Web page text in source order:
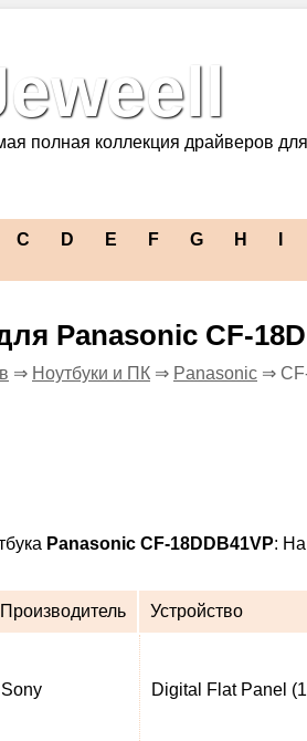
полная коллекция драйверов
C D E F G H
Panasonic CF-
⇒ Ноутбуки и ПК ⇒ Panasonic ⇒
Panasonic CF-18DDB41VP:
Производитель Устройство
Sony Digital Flat Panel